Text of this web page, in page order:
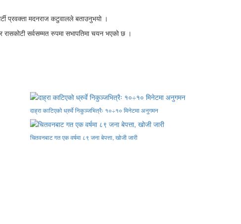
प्रवक्ता मदनराज कटुवालले बताउनुभयो ।
रासकोटी सर्वसम्मत रुपमा सभापतिमा चयन भएको छ ।
दाह्रा काटिएको ध्रुर्वे निकुञ्जभित्रैः १०÷१० मिनेटमा अनुगमन
चितवनबाट गत एक वर्षमा ८९ जना बेपत्ता, खोजी जारी